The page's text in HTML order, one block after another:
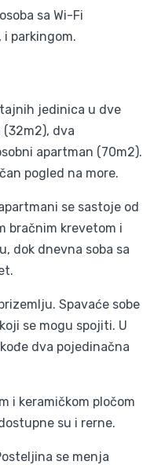
sa Wi-Fi
i parkingom.
jedinica u dve
dva
apartman (70m2).
pogled na more.
se sastoje od
bračnim krevetom i
dok dnevna soba sa
Spavaće sobe
se mogu spojiti. U
dva pojedinačna
i keramičkom pločom
su i rerne.
se menja